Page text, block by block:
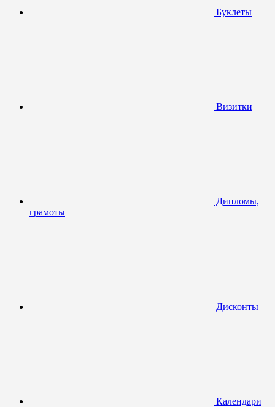
Буклеты
Визитки
Дипломы,
грамоты
Дисконты
Календари